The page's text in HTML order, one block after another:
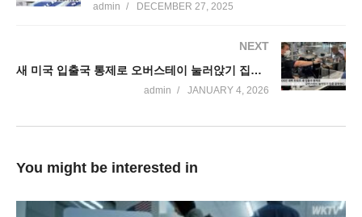
admin DECEMBER 27, 2025
NEXT
새 미국 입출국 통제로 오버스테이 눌러앉기 집중 포착
admin JANUARY 4, 2026
You might be interested in